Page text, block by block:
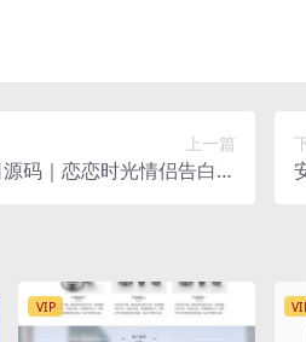
上一篇
码｜恋恋时光情侣告白网
VIP